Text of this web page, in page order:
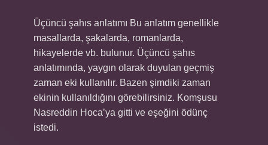
Üçüncü şahıs anlatımı Bu anlatım genellikle
masallarda, şakalarda, romanlarda,
hikayelerde vb. bulunur. Üçüncü şahıs
anlatımında, yaygın olarak duyulan geçmiş
zaman eki kullanılır. Bazen şimdiki zaman
ekinin kullanıldığını görebilirsiniz. Komşusu
Nasreddin Hoca’ya gitti ve eşeğini ödünç
istedi.